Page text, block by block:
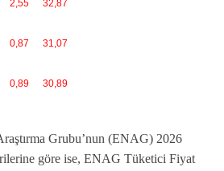
2,55 32,87
0,87 31,07
0,89 30,89
Grubu’nun (ENAG) 2026
göre ise, ENAG Tüketici Fiyat